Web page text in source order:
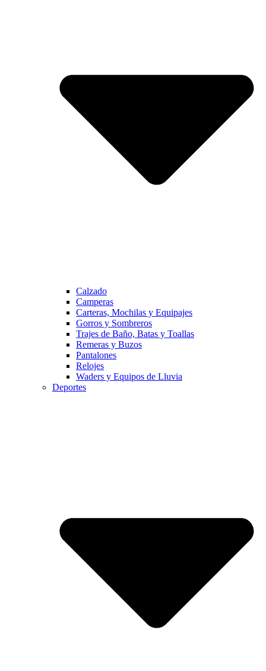
Calzado
Camperas
Carteras, Mochilas y Equipajes
Gorros y Sombreros
Trajes de Baño, Batas y Toallas
Remeras y Buzos
Pantalones
Relojes
Waders y Equipos de Lluvia
Deportes